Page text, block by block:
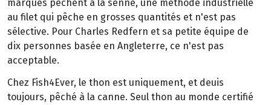
marques pêchent à la senne, une méthode industrielle
au filet qui pêche en grosses quantités et n'est pas
sélective. Pour Charles Redfern et sa petite équipe de
dix personnes basée en Angleterre, ce n'est pas
acceptable.
Chez Fish4Ever, le thon est uniquement, et deuis
toujours, pêché à la canne. Seul thon au monde certifié